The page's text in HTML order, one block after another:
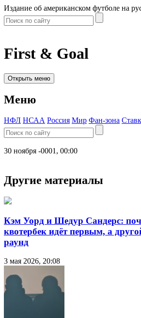
Издание об американском футболе на
First & Goal
Открыть меню
Меню
НФЛ НСАА Россия Мир Фан-зона
30 ноября -0001, 00:00
Другие материалы
Кэм Уорд и Шедур Сандерс:
квотербек идёт первым, а
раунд
3 мая 2026, 20:08